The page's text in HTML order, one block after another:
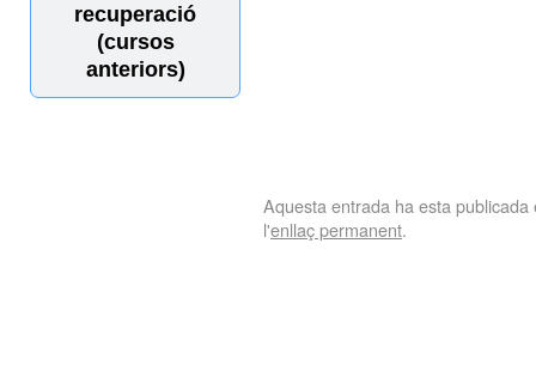
recuperació
(cursos
anteriors)
Aquesta entrada ha esta
l'enllaç permanent.